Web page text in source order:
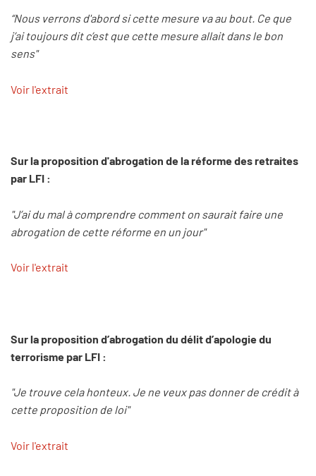
“Nous verrons d'abord si cette mesure va au bout. Ce que
j’ai toujours dit c’est que cette mesure allait dans le bon
sens"
Voir l'extrait
Sur la proposition d'abrogation de la réforme des retraites
par LFI :
"J’ai du mal à comprendre comment on saurait faire une
abrogation de cette réforme en un jour"
Voir l'extrait
Sur la proposition d’abrogation du délit d’apologie du
terrorisme par LFI :
"Je trouve cela honteux. Je ne veux pas donner de crédit à
cette proposition de loi"
Voir l'extrait